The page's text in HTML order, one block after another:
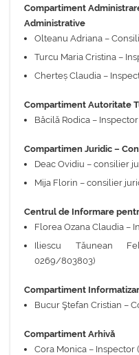
Compartiment
Administrative
Olteanu Adriana –
Turcu Maria Cristina –
Cherteș Claudia –
Compartiment Autoritate
Băcilă Rodica –
Compartimen Juridic –
Deac Ovidiu – consilier
Mija Florin – consilier
Centrul de Informare
Florea Ozana Claudia –
Iliescu Tăunean
0269/803803)
Compartiment
Bucur Ştefan Cristian –
Compartiment Arhivă
Cora Monica –